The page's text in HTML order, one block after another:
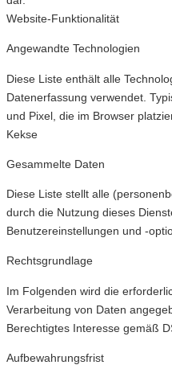
Website-Funktionalität
Angewandte Technologien
Diese Liste enthält alle
Datenerfassung verwendet.
und Pixel, die im Browser
Kekse
Gesammelte Daten
Diese Liste stellt alle
durch die Nutzung dieses
Benutzereinstellungen und -
Rechtsgrundlage
Im Folgenden wird die
Verarbeitung von Daten
Berechtigtes Interesse gemäß
Aufbewahrungsfrist